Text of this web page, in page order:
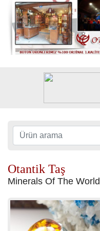
Otantik Taş
Minerals Of The World